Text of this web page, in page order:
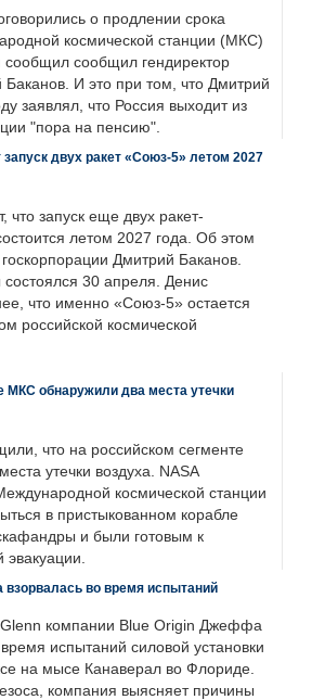
о продлении срока
космической станции (МКС)
сообщил гендиректор
И это при том, что Дмитрий
заявлял, что Россия выходит из
"пора на пенсию".
двух ракет «Союз-5» летом 2027
что запуск еще двух ракет-
летом 2027 года. Об этом
Дмитрий Баканов.
состоялся 30 апреля. Денис
что именно «Союз-5» остается
российской космической
МКС обнаружили два места утечки
что на российском сегменте
утечки воздуха. NASA
космической станции
в пристыкованном корабле
и были готовым к
эвакуации.
взорвалась во время испытаний
Glenn компании Blue Origin Джеффа
испытаний силовой установки
на мысе Канаверал во Флориде.
компания выясняет причины